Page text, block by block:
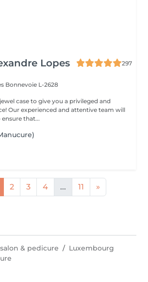
Lopes
297
Bonnevoie L-2628
case to give you a privileged and
Our experienced and attentive team will
that...
2 3 4 ... 11 »
& pedicure
Luxembourg